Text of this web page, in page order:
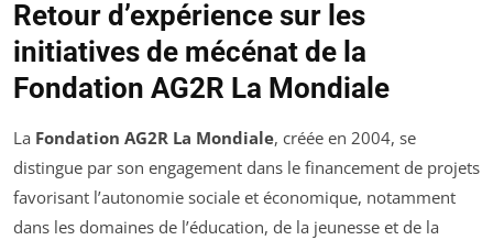
Retour d’expérience sur les
initiatives de mécénat de la
Fondation AG2R La Mondiale
La Fondation AG2R La Mondiale, créée en 2004, se
distingue par son engagement dans le financement de projets
favorisant l’autonomie sociale et économique, notamment
dans les domaines de l’éducation, de la jeunesse et de la